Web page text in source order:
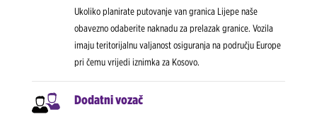
Ukoliko planirate putovanje van granica Lijepe naše
obavezno odaberite naknadu za prelazak granice. Vozila
imaju teritorijalnu valjanost osiguranja na području Europe
pri čemu vrijedi iznimka za Kosovo.
Dodatni vozač